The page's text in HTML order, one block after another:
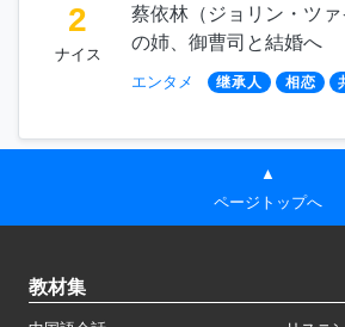
2
ナイス
蔡依林（ジョリン・ツァ
の姉、御曹司と結婚へ
エンタメ 继承人 相恋
▲
ページトップへ
教材集